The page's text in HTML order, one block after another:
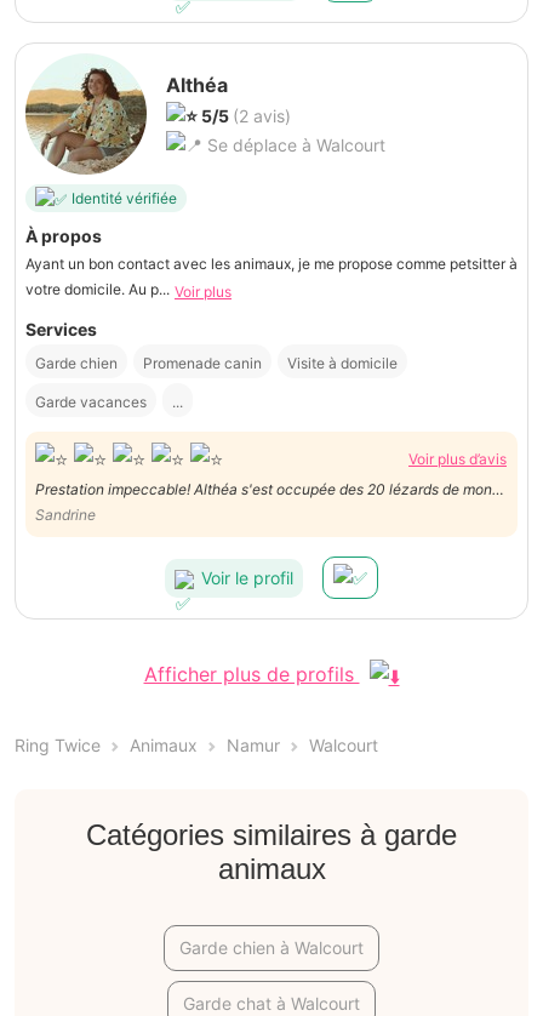
Althéa
5/5 (2 avis)
Se déplace à Walcourt
Identité vérifiée
À propos
Ayant un bon contact avec les animaux, je me propose comme petsitter à
votre domicile. Au p... Voir plus
Services
Garde chien Promenade canin Visite à domicile
Garde vacances ...
Voir plus d’avis
Prestation impeccable! Althéa s'est occupée des 20 lézards de mon
fils, ainsi que des poissons, de la tortue, du chat et du lapin!
Disponible, agréable, très bon contact. A recommander vivement!
Sandrine
Voir le profil
Afficher plus de profils
Ring Twice Animaux Namur Walcourt
Catégories similaires à garde
animaux
Garde chien à Walcourt
Garde chat à Walcourt